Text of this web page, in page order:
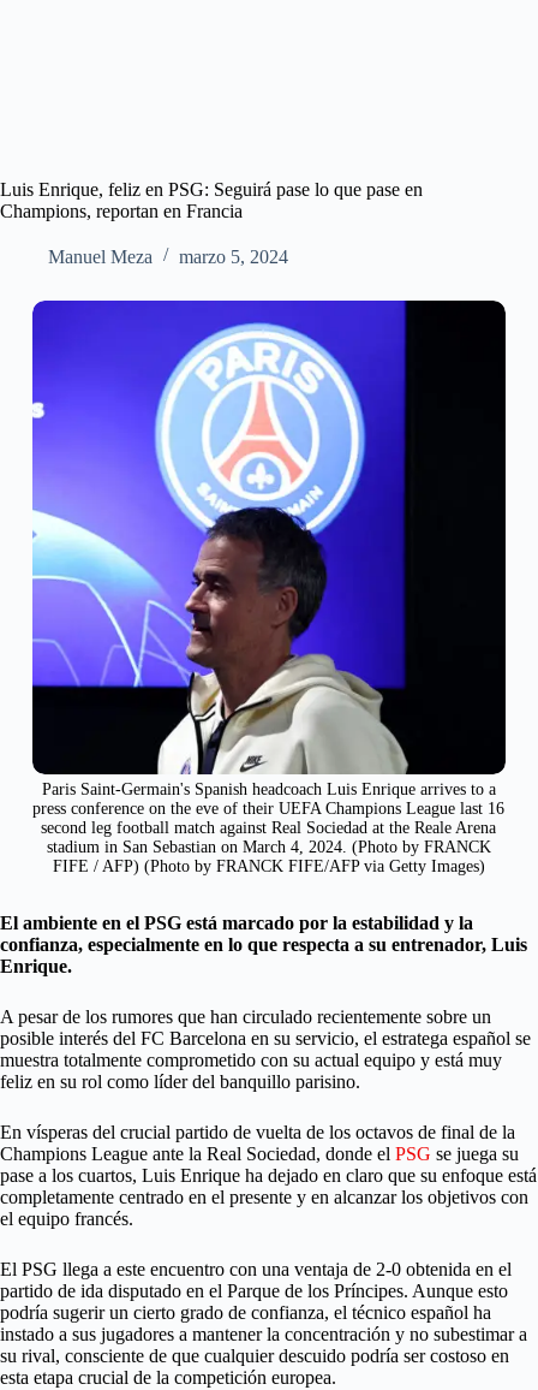
Luis Enrique, feliz en PSG: Seguirá pase lo que pase en
Champions, reportan en Francia
Manuel Meza marzo 5, 2024
Paris Saint-Germain's Spanish headcoach Luis Enrique arrives to a
press conference on the eve of their UEFA Champions League last 16
second leg football match against Real Sociedad at the Reale Arena
stadium in San Sebastian on March 4, 2024. (Photo by FRANCK
FIFE / AFP) (Photo by FRANCK FIFE/AFP via Getty Images)
El ambiente en el PSG está marcado por la estabilidad y la
confianza, especialmente en lo que respecta a su entrenador, Luis
Enrique.
A pesar de los rumores que han circulado recientemente sobre un
posible interés del FC Barcelona en su servicio, el estratega español se
muestra totalmente comprometido con su actual equipo y está muy
feliz en su rol como líder del banquillo parisino.
En vísperas del crucial partido de vuelta de los octavos de final de la
Champions League ante la Real Sociedad, donde el PSG se juega su
pase a los cuartos, Luis Enrique ha dejado en claro que su enfoque está
completamente centrado en el presente y en alcanzar los objetivos con
el equipo francés.
El PSG llega a este encuentro con una ventaja de 2-0 obtenida en el
partido de ida disputado en el Parque de los Príncipes. Aunque esto
podría sugerir un cierto grado de confianza, el técnico español ha
instado a sus jugadores a mantener la concentración y no subestimar a
su rival, consciente de que cualquier descuido podría ser costoso en
esta etapa crucial de la competición europea.